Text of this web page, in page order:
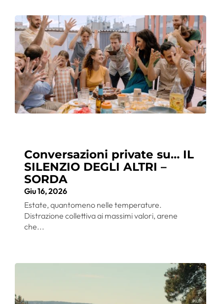
Conversazioni private su… IL
SILENZIO DEGLI ALTRI –
SORDA
Giu 16, 2026
Estate, quantomeno nelle temperature.
Distrazione collettiva ai massimi valori, arene
che...